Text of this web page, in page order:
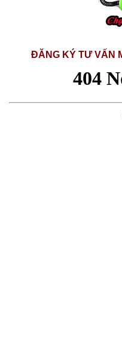
ĐĂNG KÝ TƯ VẤN